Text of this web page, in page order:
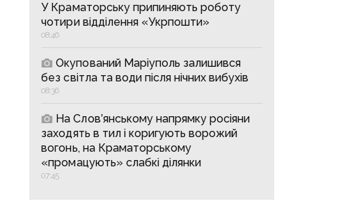
У Краматорську припиняють роботу
чотири відділення «Укрпошти»
08:46
Окупований Маріуполь залишився
без світла та води після нічних вибухів
08:36
На Слов’янському напрямку росіяни
заходять в тил і коригують ворожий
вогонь, на Краматорському
«промацують» слабкі ділянки
07:45